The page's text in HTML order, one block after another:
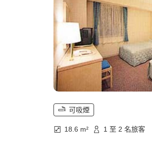
可吸煙
18.6 m² 1 至 2 名旅客